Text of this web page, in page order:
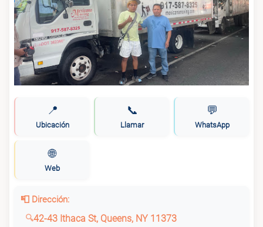
📍
Ubicación
📞
Llamar
💬
WhatsApp
🌐
Web
📮 Dirección:
42-43 Ithaca St, Queens, NY 11373